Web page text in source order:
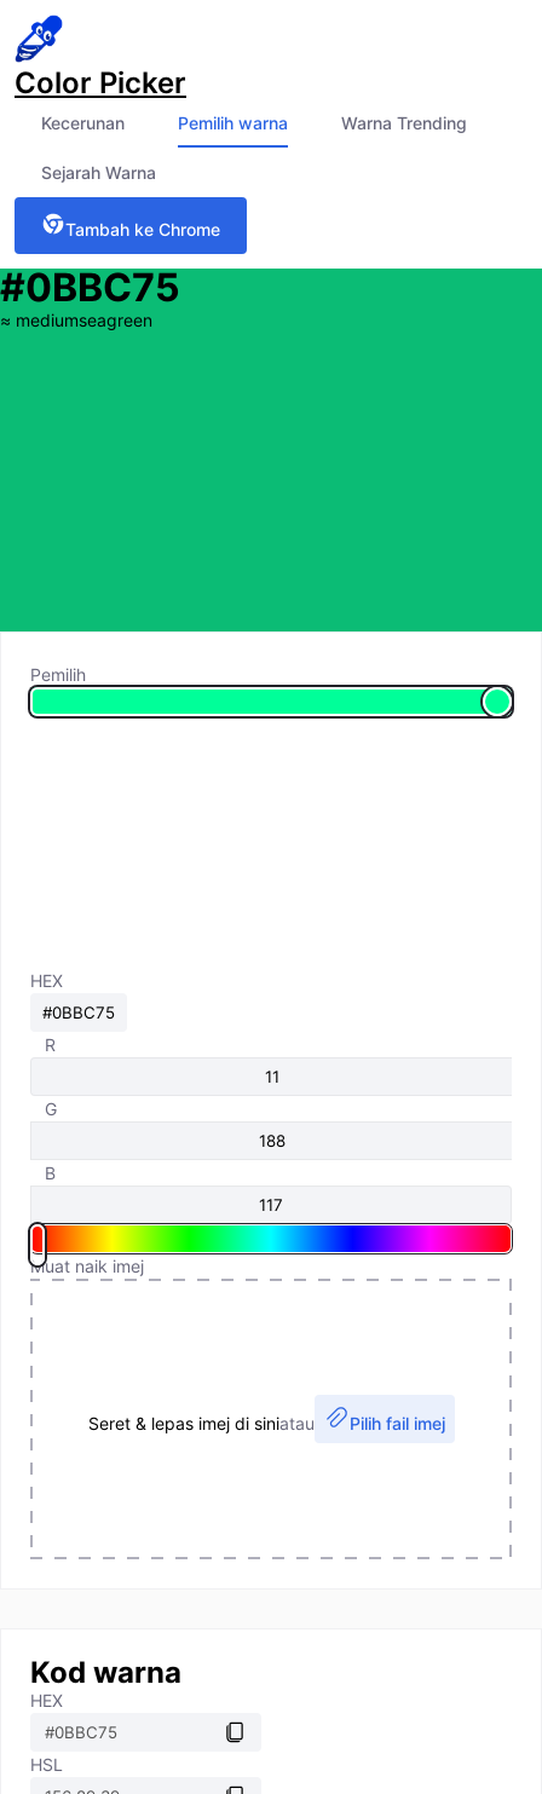
Color Picker
Kecerunan Pemilih warna Warna Trending
Sejarah Warna
Tambah ke Chrome
#0BBC75
≈ mediumseagreen
Pemilih
HEX
R
G
B
Muat naik imej
Seret & lepas imej di siniatau Pilih fail imej
Kod warna
HEX
HSL